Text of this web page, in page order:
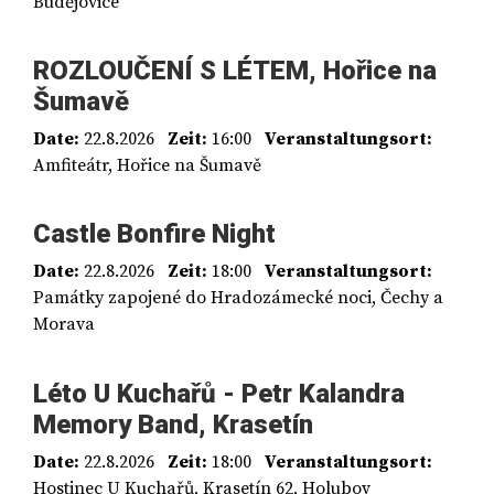
ROZLOUČENÍ S LÉTEM, Hořice na
Šumavě
Date: 22.8.2026 Zeit: 16:00 Veranstaltungsort:
Amfiteátr, Hořice na Šumavě
Castle Bonfire Night
Date: 22.8.2026 Zeit: 18:00 Veranstaltungsort:
Památky zapojené do Hradozámecké noci, Čechy a
Morava
Léto U Kuchařů - Petr Kalandra
Memory Band, Krasetín
Date: 22.8.2026 Zeit: 18:00 Veranstaltungsort:
Hostinec U Kuchařů, Krasetín 62, Holubov